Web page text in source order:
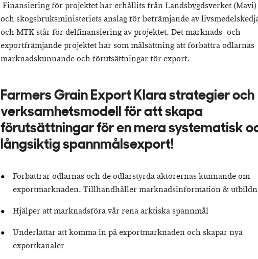
Finansiering för projektet har erhållits från Landsbygdsverket (Mavi)
och skogsbruksministeriets anslag för befrämjande av
och MTK står för delfinansiering av projektet. Det marknads- och
exportfrämjande projektet har som målsättning att förbättra odlarnas
marknadskunnande och förutsättningar för export.
Farmers Grain Export Klara strategier och
verksamhetsmodell för att skapa
förutsättningar för en mera systematisk
långsiktig spannmålsexport!
Förbättrar odlarnas och de odlarstyrda aktörernas kunnande om
exportmarknaden. Tillhandhåller marknadsinformation &
Hjälper att marknadsföra vår rena arktiska spannmål
Underlättar att komma in på exportmarknaden och skapar nya
exportkanaler